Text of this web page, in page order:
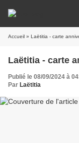
Accueil » Laëtitia - carte
Laëtitia - carte
Publié le 08/09/2024 à
Par Laëtitia